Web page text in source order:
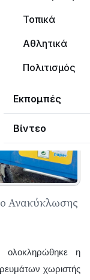
Τοπικά
Αθλητικά
Πολιτισμός
Εκπομπές
Βίντεο
RTV
Ανακύκλωσης
ολοκληρώθηκε η
χωριστής